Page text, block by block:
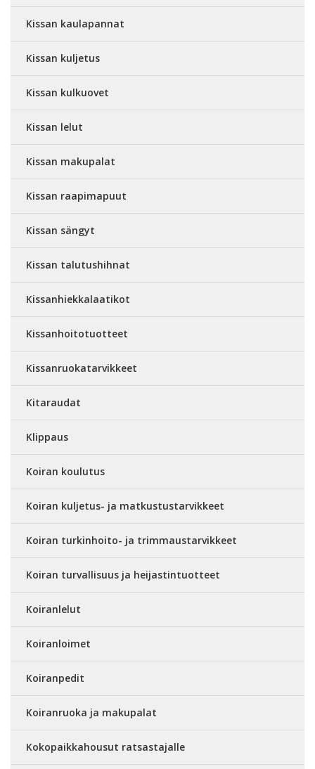
Kissan kaulapannat
Kissan kuljetus
Kissan kulkuovet
Kissan lelut
Kissan makupalat
Kissan raapimapuut
Kissan sängyt
Kissan talutushihnat
Kissanhiekkalaatikot
Kissanhoitotuotteet
Kissanruokatarvikkeet
Kitaraudat
Klippaus
Koiran koulutus
Koiran kuljetus- ja matkustustarvikkeet
Koiran turkinhoito- ja trimmaustarvikkeet
Koiran turvallisuus ja heijastintuotteet
Koiranlelut
Koiranloimet
Koiranpedit
Koiranruoka ja makupalat
Kokopaikkahousut ratsastajalle